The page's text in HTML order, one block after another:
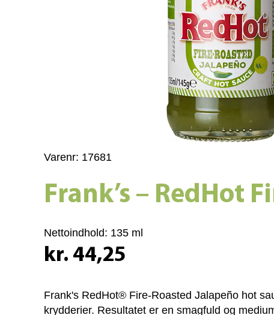
Varenr: 17681
Frank’s – RedHot
Nettoindhold: 135 ml
kr. 44,25
Frank's RedHot® Fire‐Roasted Jalapeño hot
kryd­derier. Resultatet er en smagfuld og